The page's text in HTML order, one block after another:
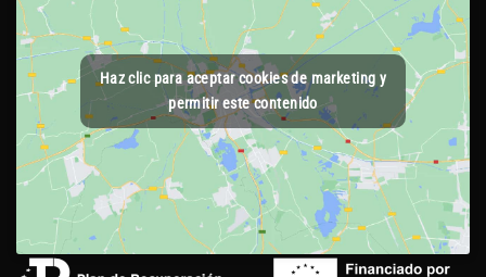
Haz clic para aceptar cookies de marketing y
permitir este contenido